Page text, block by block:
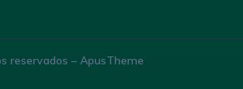
reservados – ApusTheme